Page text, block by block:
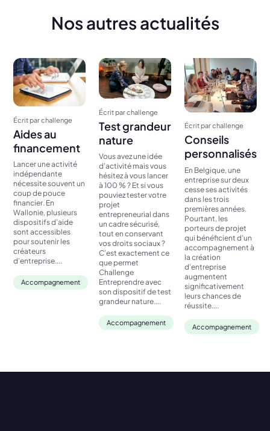
Nos autres actualités
Écrit par challenge
Aides au
financement
Lancer une activité
indépendante
nécessite souvent un
coup de pouce
financier. En
Wallonie, plusieurs
dispositifs d’aide
sont accessibles
pour soutenir les
créateurs
d’entreprise....
Accompagnement
Écrit par challenge
Test grandeur
nature
Vous avez une idée
d’activité mais vous
hésitez à vous lancer
à 100 % ? Et si vous
pouviez tester votre
projet
entrepreneurial dans
un cadre sécurisé,
tout en conservant
vos droits sociaux ?
C’est exactement ce
que permet
Challenge
Entreprendre avec
son dispositif de test
grandeur nature....
Accompagnement
Écrit par challenge
Conseils
personnalisés
En Belgique, une
entreprise sur deux
cesse ses activités
dans les trois
premières années.
Pourtant, les
porteurs de projet
qui bénéficient d’un
accompagnement à
la création
d’entreprise
augmentent
significativement
leurs chances de
réussite....
Accompagnement